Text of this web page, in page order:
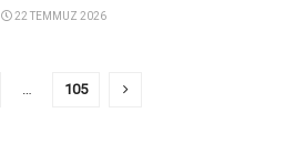
22 TEMMUZ 2026
… 105